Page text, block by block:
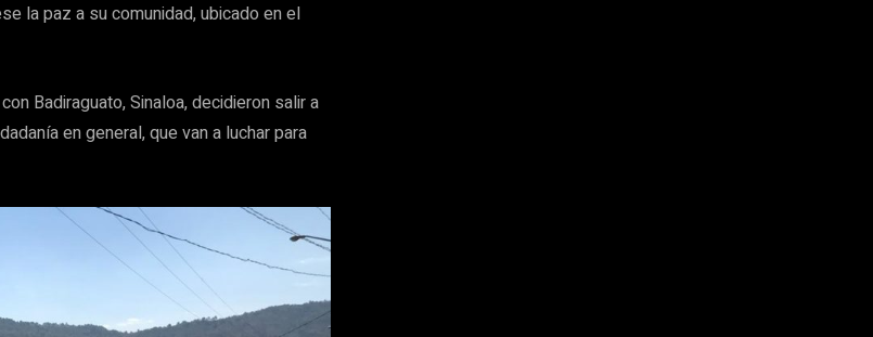
la paz a su comunidad, ubicado en el
Badiraguato, Sinaloa, decidieron salir a
en general, que van a luchar para